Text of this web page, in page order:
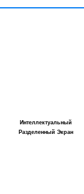
Интеллектуальный
Разделенный Экран